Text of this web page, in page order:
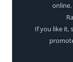
online.
If you like it,